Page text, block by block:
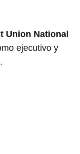
Union National
ejecutivo y